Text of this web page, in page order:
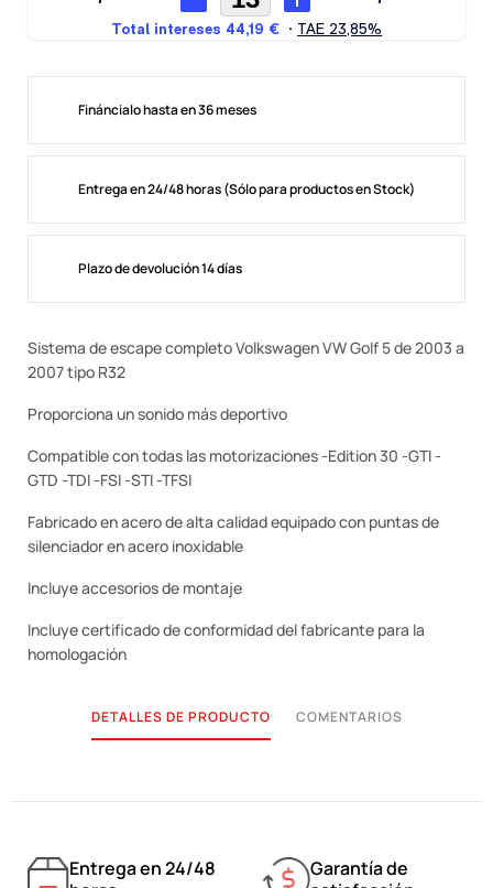
Fináncialo hasta en 36 meses
Entrega en 24/48 horas (Sólo para productos en Stock)
Plazo de devolución 14 días
Sistema de escape completo Volkswagen VW Golf 5 de 2003 a
2007 tipo R32
Proporciona un sonido más deportivo
Compatible con todas las motorizaciones -Edition 30 -GTI -
GTD -TDI -FSI -STI -TFSI
Fabricado en acero de alta calidad equipado con puntas de
silenciador en acero inoxidable
Incluye accesorios de montaje
Incluye certificado de conformidad del fabricante para la
homologación
DETALLES DE PRODUCTO COMENTARIOS
Entrega en 24/48
Garantía de